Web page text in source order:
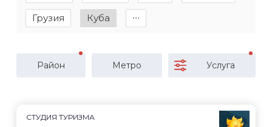
Грузия Куба ∙∙∙
Район Метро Услуга
CТУДИЯ ТУРИЗМА